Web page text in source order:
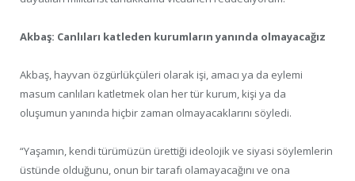
Akbaş: Canlıları katleden kurumların yanında olmayacağız
Akbaş, hayvan özgürlükçüleri olarak işi, amacı ya da eylemi
masum canlıları katletmek olan her tür kurum, kişi ya da
oluşumun yanında hiçbir zaman olmayacaklarını söyledi.
“Yaşamın, kendi türümüzün ürettiği ideolojik ve siyasi söylemlerin
üstünde olduğunu, onun bir tarafı olamayacağını ve ona